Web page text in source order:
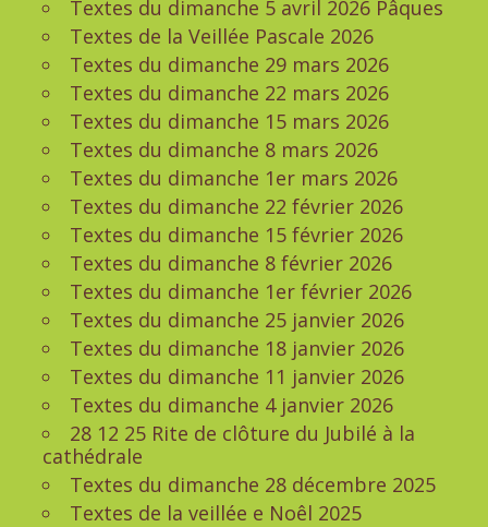
Textes du dimanche 5 avril 2026 Pâques
Textes de la Veillée Pascale 2026
Textes du dimanche 29 mars 2026
Textes du dimanche 22 mars 2026
Textes du dimanche 15 mars 2026
Textes du dimanche 8 mars 2026
Textes du dimanche 1er mars 2026
Textes du dimanche 22 février 2026
Textes du dimanche 15 février 2026
Textes du dimanche 8 février 2026
Textes du dimanche 1er février 2026
Textes du dimanche 25 janvier 2026
Textes du dimanche 18 janvier 2026
Textes du dimanche 11 janvier 2026
Textes du dimanche 4 janvier 2026
28 12 25 Rite de clôture du Jubilé à la
cathédrale
Textes du dimanche 28 décembre 2025
Textes de la veillée e Noêl 2025